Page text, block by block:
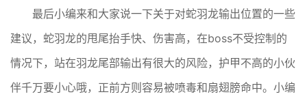
最后小编来和大家说一下关于对蛇羽龙输出位置的一些
建议，蛇羽龙的甩尾抬手快、伤害高，在boss不受控制的
情况下，站在羽龙尾部输出有很大的风险，护甲不高的小伙
伴千万要小心哦，正前方则容易被喷毒和扇翅膀命中。小编